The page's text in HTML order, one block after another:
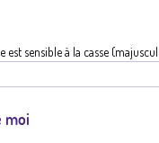
t
i
est sensible à la casse
moi